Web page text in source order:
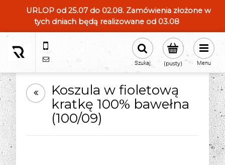
URLOP od 25.07 do 02.08. Zamówienia złożone w
tych dniach będą realizowane od 03.08
604554331
sklep@roland-modameska.pl (pusty)
Szukaj Menu
Koszula w fioletową
kratkę 100% bawełna
(100/09)